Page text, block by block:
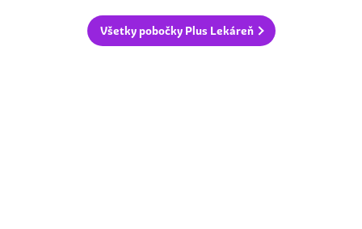
Všetky pobočky Plus Lekáreň